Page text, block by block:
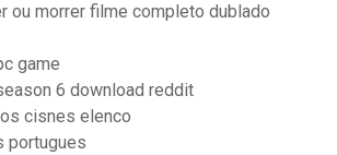
ou morrer filme completo dublado
game
6 download reddit
cisnes elenco
portugues